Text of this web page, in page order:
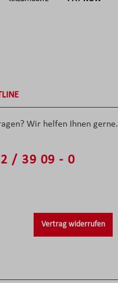
Wir helfen Ihnen gerne.
/ 39 09 - 0
Vertrag widerrufen